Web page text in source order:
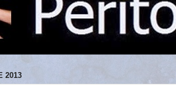
2013